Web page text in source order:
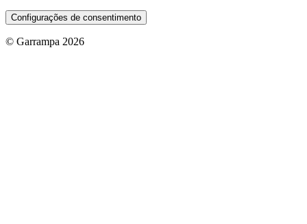
Configurações de consentimento
© Garrampa 2026